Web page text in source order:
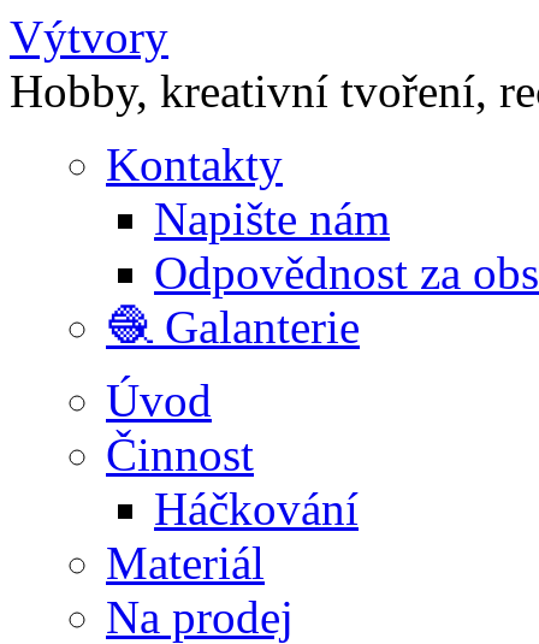
Výtvory
Hobby, kreativní tvoření,
Kontakty
Napište nám
Odpovědnost za
🧶 Galanterie
Úvod
Činnost
Háčkování
Materiál
Na prodej